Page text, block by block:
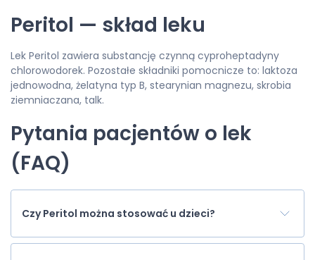
Peritol — skład leku
Lek Peritol zawiera substancję czynną cyproheptadyny
chlorowodorek. Pozostałe składniki pomocnicze to: laktoza
jednowodna, żelatyna typ B, stearynian magnezu, skrobia
ziemniaczana, talk.
Pytania pacjentów o lek
(FAQ)
Czy Peritol można stosować u dzieci?